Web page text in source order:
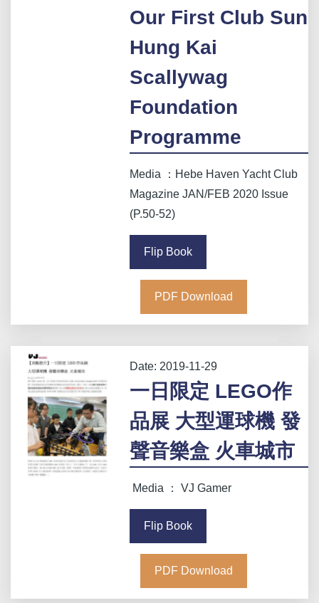
Our First Club Sun
Hung Kai
Scallywag
Foundation
Programme
Media ：Hebe Haven Yacht Club
Magazine JAN/FEB 2020 Issue
(P.50-52)
Flip Book
PDF Download
Date:2019-11-29
一日限定 LEGO作
品展 大型運球機 發
聲音樂盒 火車城市
Media ： VJ Gamer
Flip Book
PDF Download